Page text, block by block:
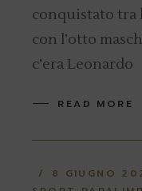
conquistato tra
con l’otto
c’era Leonardo
READ MORE
8 GIUGNO